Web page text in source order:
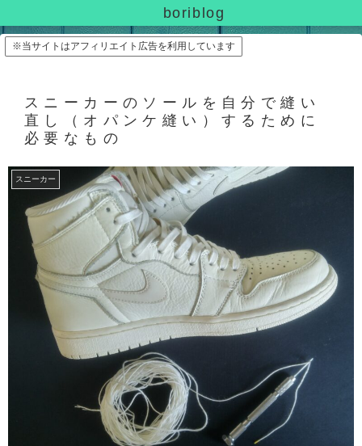
boriblog
※当サイトはアフィリエイト広告を利用しています
スニーカーのソールを自分で縫い
直し（オパンケ縫い）するために
必要なもの
スニーカー